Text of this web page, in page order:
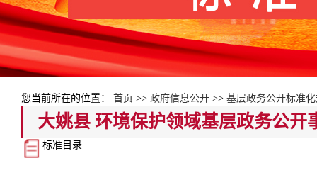
您当前所在的位置： 首页 >> 政府信息公开 >> 基层政务公开标准
大姚县 环境保护领域基层政务公开
标准目录